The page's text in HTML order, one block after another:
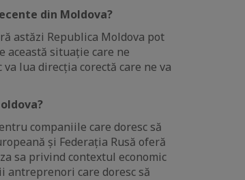
din Moldova?
astăzi Republica Moldova pot
situație care ne
lua direcția corectă care ne va
companiile care doresc să
și Federația Rusă oferă
sa privind contextul economic
antreprenori care doresc să